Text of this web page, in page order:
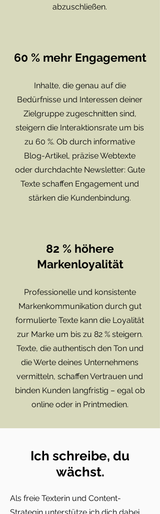
abzuschließen.
60 % mehr Engagement
Inhalte, die genau auf die
Bedürfnisse und Interessen deiner
Zielgruppe zugeschnitten sind,
steigern die Interaktionsrate um bis
zu 60 %. Ob durch informative
Blog-Artikel, präzise Webtexte
oder durchdachte Newsletter: Gute
Texte schaffen Engagement und
stärken die Kundenbindung.
82 % höhere
Markenloyalität
Professionelle und konsistente
Markenkommunikation durch gut
formulierte Texte kann die Loyalität
zur Marke um bis zu 82 % steigern.
Texte, die authentisch den Ton und
die Werte deines Unternehmens
vermitteln, schaffen Vertrauen und
binden Kunden langfristig – egal ob
online oder in Printmedien.
Ich schreibe, du
wächst.
Als freie Texterin und Content-